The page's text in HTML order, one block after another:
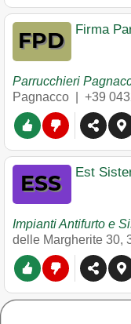
Firma
Parrucchieri
Pagnacco
+39
Est
Impianti Antifurto e
delle Margherite 30,